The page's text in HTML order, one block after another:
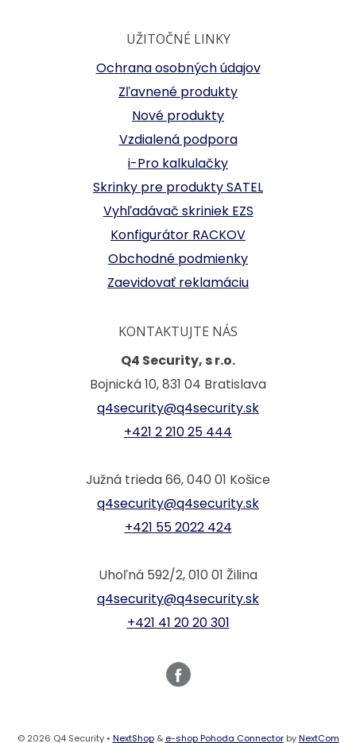
UŽITOČNÉ LINKY
Ochrana osobných údajov
Zľavnené produkty
Nové produkty
Vzdialená podpora
i-Pro kalkulačky
Skrinky pre produkty SATEL
Vyhľadávač skriniek EZS
Konfigurátor RACKOV
Obchodné podmienky
Zaevidovať reklamáciu
KONTAKTUJTE NÁS
Q4 Security, s r.o.
Bojnická 10, 831 04 Bratislava
q4security@q4security.sk
+421 2 210 25 444
Južná trieda 66, 040 01 Košice
q4security@q4security.sk
+421 55 2022 424
Uhoľná 592/2, 010 01 Žilina
q4security@q4security.sk
+421 41 20 20 301
© 2026 Q4 Security • NextShop& e-shop Pohoda ConnectorbyNextCom